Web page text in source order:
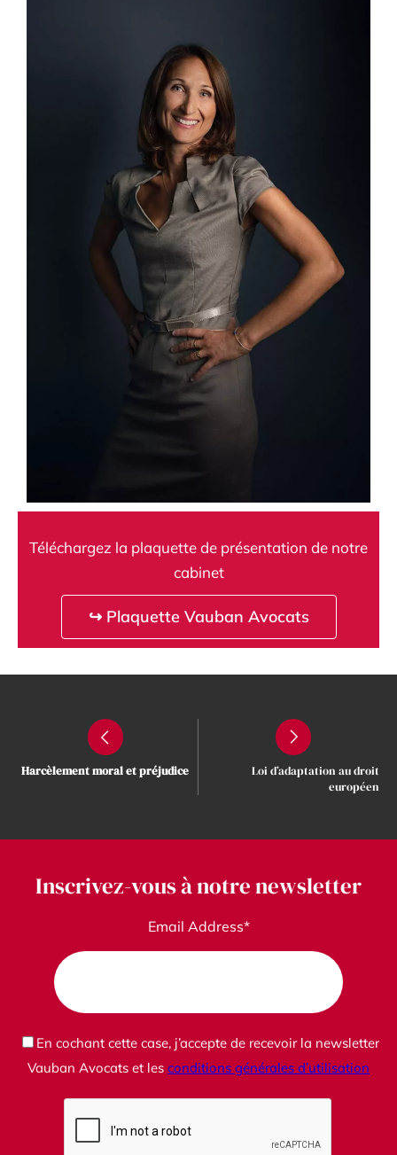
Téléchargez la plaquette de présentation de notre
cabinet
↪ Plaquette Vauban Avocats
Harcèlement moral et préjudice
Loi d’adaptation au droit
européen
Inscrivez-vous à notre newsletter
Email Address*
En cochant cette case, j’accepte de recevoir la newsletter
Vauban Avocats et les conditions générales d’utilisation